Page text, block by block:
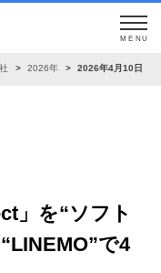
MENU
2026年 2026年4月10日
」を“ソフト
で4